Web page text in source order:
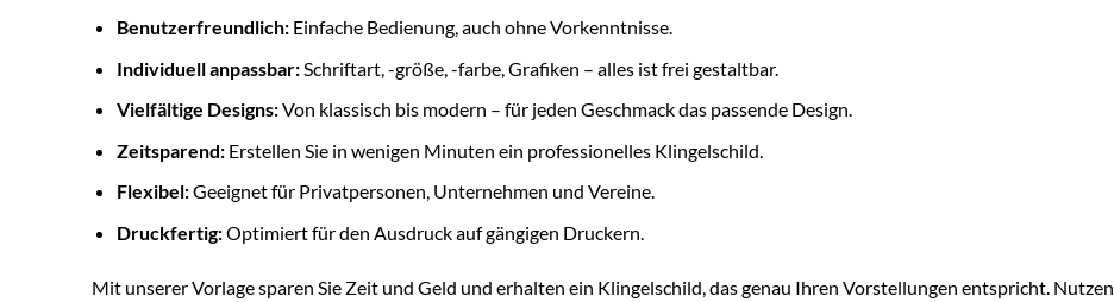
Benutzerfreundlich:Einfache Bedienung, auch ohne Vorkenntnisse.
Individuell anpassbar:Schriftart, -größe, -farbe, Grafiken – alles ist frei gestaltbar.
Vielfältige Designs:Von klassisch bis modern – für jeden Geschmack das passende Design.
Zeitsparend:Erstellen Sie in wenigen Minuten ein professionelles Klingelschild.
Flexibel:Geeignet für Privatpersonen, Unternehmen und Vereine.
Druckfertig:Optimiert für den Ausdruck auf gängigen Druckern.
Mit unserer Vorlage sparen Sie Zeit und Geld und erhalten ein Klingelschild, das genau Ihren Vorstellungen entspricht. Nutzen